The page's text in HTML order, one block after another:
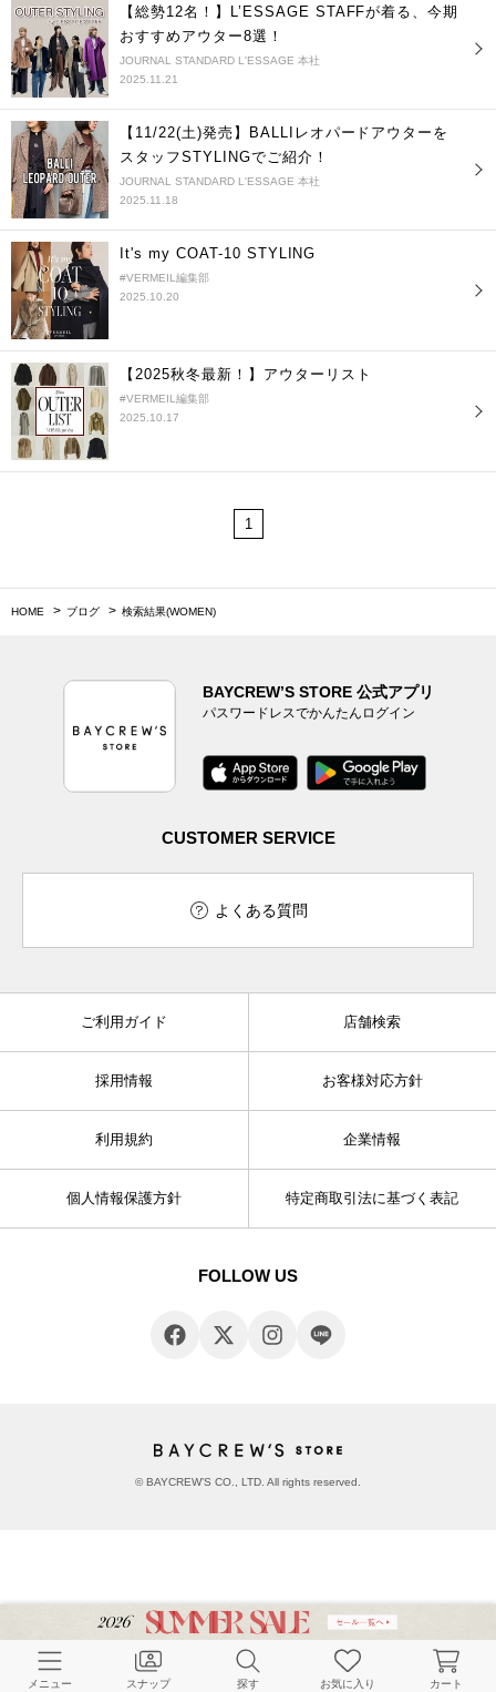
【総勢12名！】L’ESSAGE STAFFが着る、今期
おすすめアウター8選！
JOURNAL STANDARD L'ESSAGE 本社
2025.11.21
【11/22(土)発売】BALLIレオパードアウターを
スタッフSTYLINGでご紹介！
JOURNAL STANDARD L'ESSAGE 本社
2025.11.18
It's my COAT-10 STYLING
#VERMEIL編集部
2025.10.20
【2025秋冬最新！】アウターリスト
#VERMEIL編集部
2025.10.17
1
HOME ブログ 検索結果(WOMEN)
BAYCREW’S STORE 公式アプリ
パスワードレスでかんたんログイン
CUSTOMER SERVICE
よくある質問
ご利用ガイド 店舗検索
採用情報 お客様対応方針
利用規約 企業情報
個人情報保護方針 特定商取引法に基づく表記
FOLLOW US
© BAYCREW’S CO., LTD. All rights reserved.
メニュー スナップ 探す お気に入り カート